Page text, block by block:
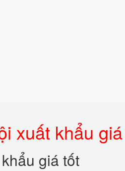
xuất khẩu
giá tốt